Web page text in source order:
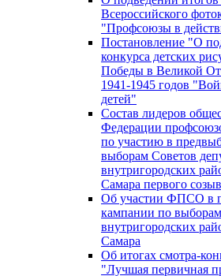
Всероссийского
"Профсоюзы в
Постановление "О
конкурса детских
Победы в Великой
1941-1945 годов
детей"
Состав лидеров
Федерации
по участию в
выборам Советов
внутригородских
Самара первого
Об участии ФПСО в
кампании по
внутригородских
Самара
Об итогах смотра-
"Лучшая первичная